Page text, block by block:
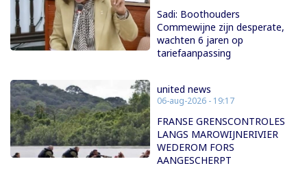
Sadi: Boothouders
Commewijne zijn desperate,
wachten 6 jaren op
tariefaanpassing
united news
06-aug-2026 - 19:17
FRANSE GRENSCONTROLES
LANGS MAROWIJNERIVIER
WEDEROM FORS
AANGESCHERPT